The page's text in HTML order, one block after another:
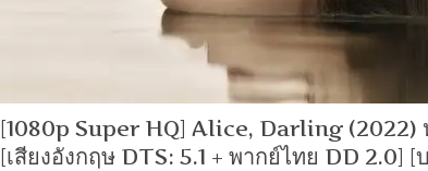
[1080p Super HQ] Alice, Darling (2022)
[เสียงอังกฤษ DTS: 5.1 + พากย์ไทย DD 2.0]